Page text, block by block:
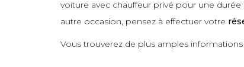
voiture avec chauffeur privé pour une
autre occasion, pensez à effectuer votre
Vous trouverez de plus amples